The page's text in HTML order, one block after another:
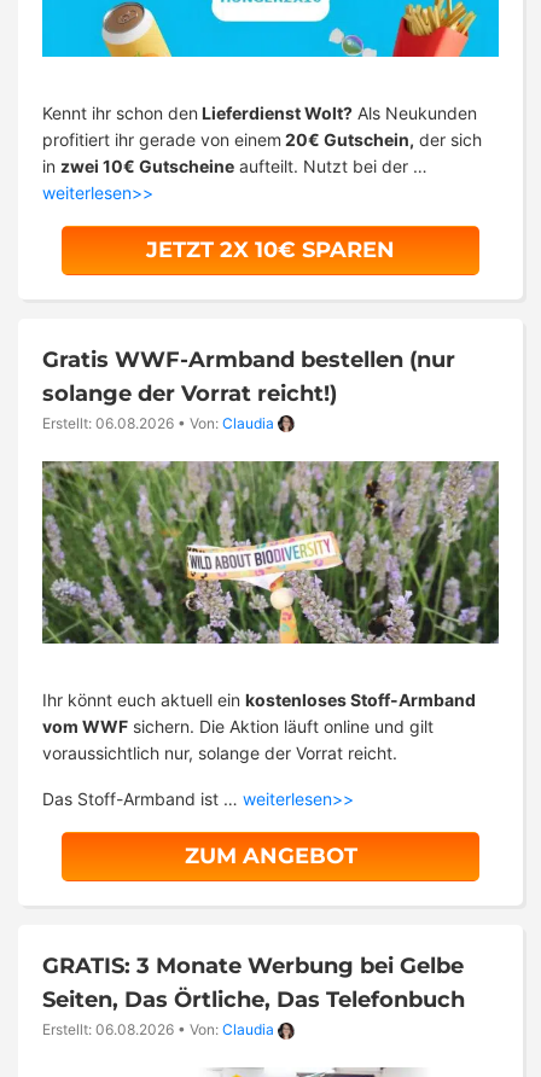
Kennt ihr schon den Lieferdienst Wolt? Als Neukunden
profitiert ihr gerade von einem 20€ Gutschein, der sich
in zwei 10€ Gutscheine aufteilt. Nutzt bei der …
weiterlesen>>
JETZT 2X 10€ SPAREN
Gratis WWF-Armband bestellen (nur
solange der Vorrat reicht!)
Erstellt: 06.08.2026 • Von: Claudia
Ihr könnt euch aktuell ein kostenloses Stoff-Armband
vom WWF sichern. Die Aktion läuft online und gilt
voraussichtlich nur, solange der Vorrat reicht.
Das Stoff-Armband ist … weiterlesen>>
ZUM ANGEBOT
GRATIS: 3 Monate Werbung bei Gelbe
Seiten, Das Örtliche, Das Telefonbuch
Erstellt: 06.08.2026 • Von: Claudia